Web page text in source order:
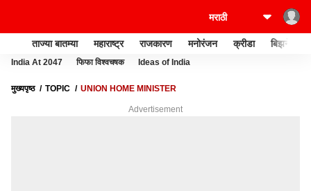
ताज्या बातम्या महाराष्ट्र राजकारण मनोरंजन क्रीडा बिझनेस
India At 2047 फिफा विश्वचषक Ideas of India
मुख्यपृष्ठ TOPIC UNION HOME MINISTER
Advertisement